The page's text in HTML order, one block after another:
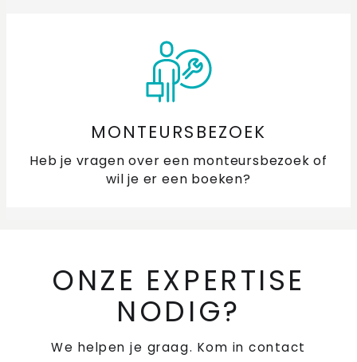
MONTEURSBEZOEK
Heb je vragen over een monteursbezoek of
wil je er een boeken?
ONZE EXPERTISE
NODIG?
We helpen je graag. Kom in contact